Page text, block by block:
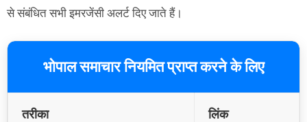
से संबंधित सभी इमरजेंसी अलर्ट दिए जाते हैं।
भोपाल समाचार नियमित प्राप्त करने के लिए
तरीका लिंक